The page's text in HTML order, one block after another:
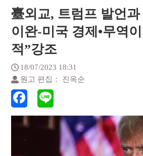
臺외교, 트럼프 발언
이완-미국 경제•무역
적”강조
18/07/2023 18:31
원고 편집： 진옥순